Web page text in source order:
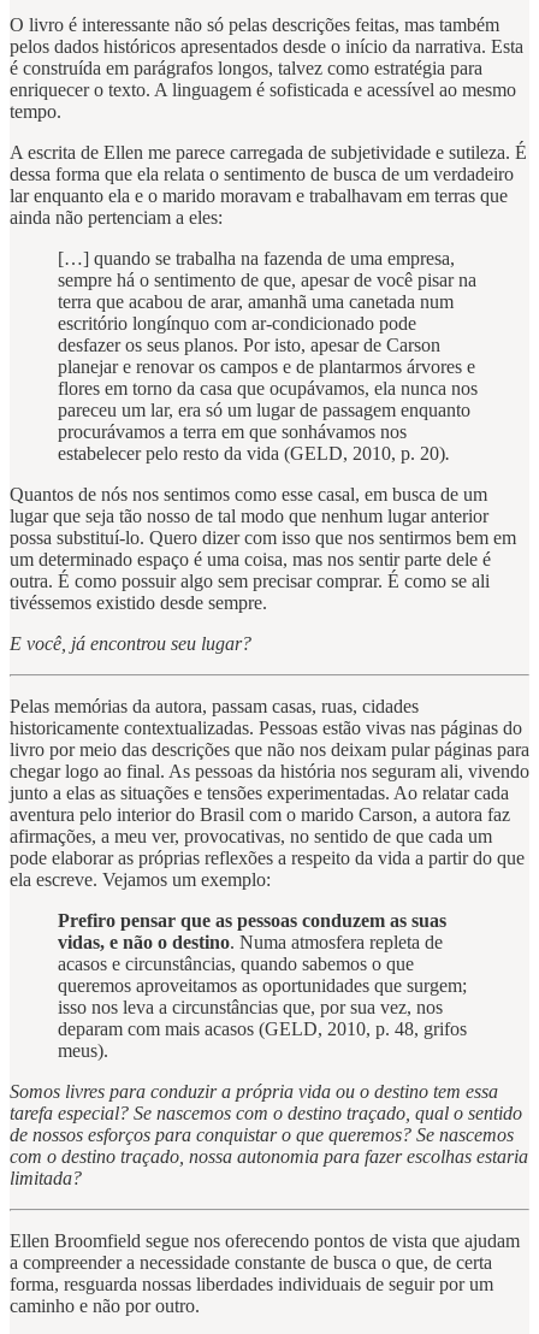
O livro é interessante não só pelas descrições feitas, mas também
pelos dados históricos apresentados desde o início da narrativa. Esta
é construída em parágrafos longos, talvez como estratégia para
enriquecer o texto. A linguagem é sofisticada e acessível ao mesmo
tempo.
A escrita de Ellen me parece carregada de subjetividade e sutileza. É
dessa forma que ela relata o sentimento de busca de um verdadeiro
lar enquanto ela e o marido moravam e trabalhavam em terras que
ainda não pertenciam a eles:
[…] quando se trabalha na fazenda de uma empresa,
sempre há o sentimento de que, apesar de você pisar na
terra que acabou de arar, amanhã uma canetada num
escritório longínquo com ar-condicionado pode
desfazer os seus planos. Por isto, apesar de Carson
planejar e renovar os campos e de plantarmos árvores e
flores em torno da casa que ocupávamos, ela nunca nos
pareceu um lar, era só um lugar de passagem enquanto
procurávamos a terra em que sonhávamos nos
estabelecer pelo resto da vida (GELD, 2010, p. 20).
Quantos de nós nos sentimos como esse casal, em busca de um
lugar que seja tão nosso de tal modo que nenhum lugar anterior
possa substituí-lo. Quero dizer com isso que nos sentirmos bem em
um determinado espaço é uma coisa, mas nos sentir parte dele é
outra. É como possuir algo sem precisar comprar. É como se ali
tivéssemos existido desde sempre.
E você, já encontrou seu lugar?
Pelas memórias da autora, passam casas, ruas, cidades
historicamente contextualizadas. Pessoas estão vivas nas páginas do
livro por meio das descrições que não nos deixam pular páginas para
chegar logo ao final. As pessoas da história nos seguram ali, vivendo
junto a elas as situações e tensões experimentadas. Ao relatar cada
aventura pelo interior do Brasil com o marido Carson, a autora faz
afirmações, a meu ver, provocativas, no sentido de que cada um
pode elaborar as próprias reflexões a respeito da vida a partir do que
ela escreve. Vejamos um exemplo:
Prefiro pensar que as pessoas conduzem as suas
vidas, e não o destino. Numa atmosfera repleta de
acasos e circunstâncias, quando sabemos o que
queremos aproveitamos as oportunidades que surgem;
isso nos leva a circunstâncias que, por sua vez, nos
deparam com mais acasos (GELD, 2010, p. 48, grifos
meus).
Somos livres para conduzir a própria vida ou o destino tem essa
tarefa especial? Se nascemos com o destino traçado, qual o sentido
de nossos esforços para conquistar o que queremos? Se nascemos
com o destino traçado, nossa autonomia para fazer escolhas estaria
limitada?
Ellen Broomfield segue nos oferecendo pontos de vista que ajudam
a compreender a necessidade constante de busca o que, de certa
forma, resguarda nossas liberdades individuais de seguir por um
caminho e não por outro.